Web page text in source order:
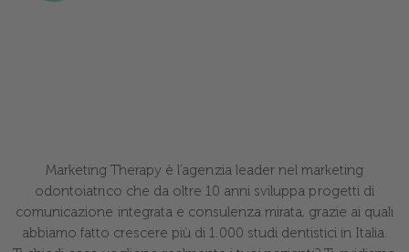
Marketing Therapy è l’agenzia leader nel marketing
odontoiatrico che da oltre 10 anni sviluppa progetti di
comunicazione integrata e consulenza mirata, grazie ai quali
abbiamo fatto crescere più di 1.000 studi dentistici in Italia.